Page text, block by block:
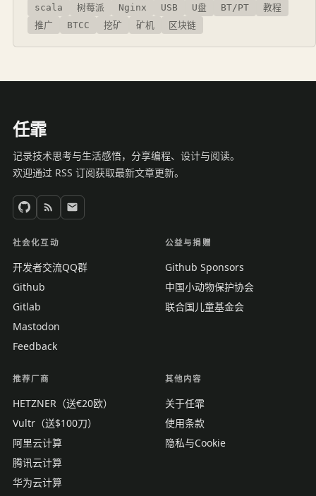
scala
树莓派 Nginx USB U盘 BT/PT
教程
推广
BTCC 挖矿 矿机 区块链
任霏
记录技术思考与生活感悟，分享编程、设计与阅读。
欢迎通过 RSS 订阅获取最新文章更新。
社会化互动
开发者交流QQ群
Github
Gitlab
Mastodon
Feedback
公益与捐赠
Github Sponsors
中国小动物保护协会
联合国儿童基金会
推荐厂商
HETZNER（送€20欧）
Vultr（送$100刀）
阿里云计算
腾讯云计算
华为云计算
其他内容
关于任霏
使用条款
隐私与Cookie